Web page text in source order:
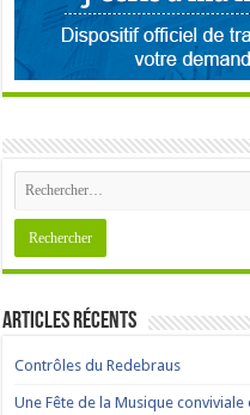
Articles récents
Contrôles du Redebraus
Une Fête de la Musique conviviale